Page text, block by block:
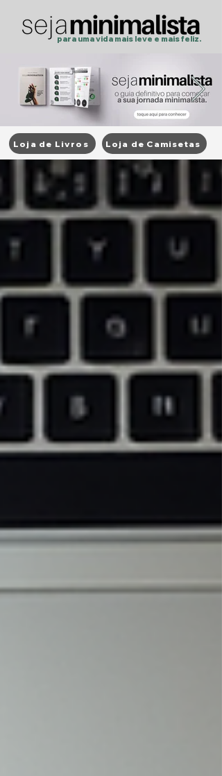
para uma vida mais leve e mais feliz.
Loja de Livros Loja de Camisetas